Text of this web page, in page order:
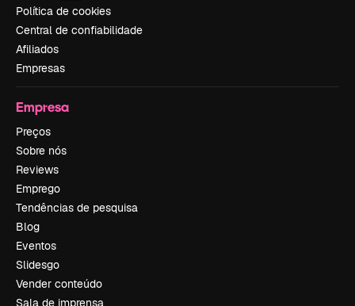
Política de cookies
Central de confiabilidade
Afiliados
Empresas
Empresa
Preços
Sobre nós
Reviews
Emprego
Tendências de pesquisa
Blog
Eventos
Slidesgo
Vender conteúdo
Sala de imprensa